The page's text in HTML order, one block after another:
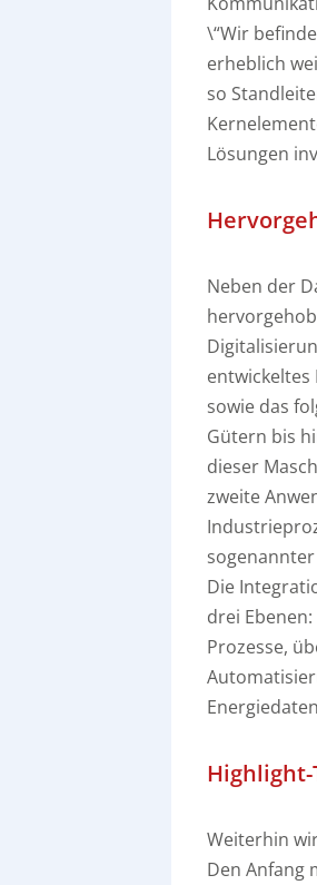
\“Wir
erheblich
so
Lösungen
Neben der
entwickeltes
sowie das
Gütern bis
dieser
zweite
Die
drei
Prozesse,
Weiterhin
Den Anfang